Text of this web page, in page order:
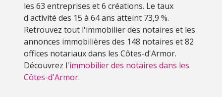
les 63 entreprises et 6 créations. Le taux
d'activité des 15 à 64 ans atteint 73,9 %.
Retrouvez tout l'immobilier des notaires et les
annonces immobilières des 148 notaires et 82
offices notariaux dans les Côtes-d'Armor.
Découvrez l'immobilier des notaires dans les
Côtes-d'Armor.